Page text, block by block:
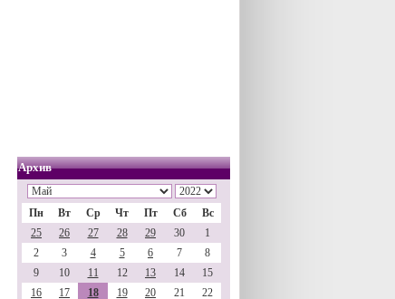
Архив
Пн Вт Ср Чт Пт Сб
Вс
25
26 27 28 29 30
1
2
3 4 5 6 7
8
9
10 11 12 13 14
15
16
17 18 19 20 21
22